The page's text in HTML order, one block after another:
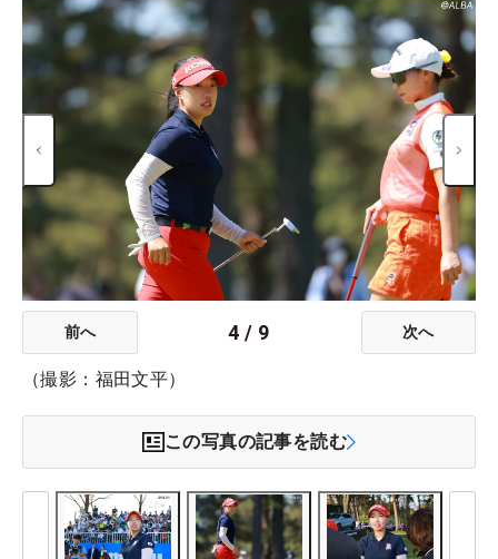
前へ 4 / 9 次へ
（撮影：福田文平）
この写真の記事を読む